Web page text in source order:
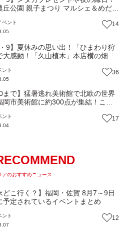
丘公園 親子まつり マルシェ＆めだ
ベント
14
・9】夏休みの思い出！「ひまわり狩
大感動！「久山植木」本店横の畑で
ント
36
まで】猛暑逃れ美術館で北欧の世界
岡市美術館に約300点が集結！この
ムーミン展』【イベント】
ント
17
アのおすすめニュース
どこ行く？】福岡・佐賀 8月7～9日
予定されているイベントまとめ
ント
12